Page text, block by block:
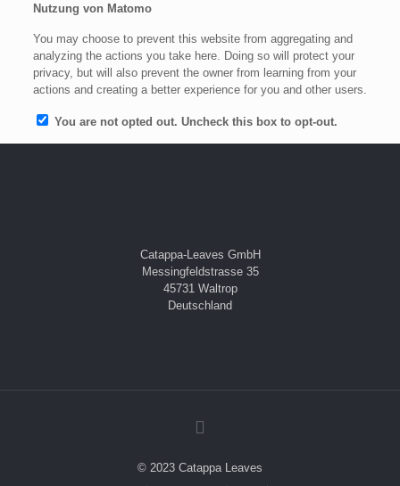
Nutzung von Matomo
You may choose to prevent this website from aggregating and
analyzing the actions you take here. Doing so will protect your
privacy, but will also prevent the owner from learning from your
actions and creating a better experience for you and other users.
You are not opted out. Uncheck this box to opt-out.
Catappa-Leaves GmbH
Messingfeldstrasse 35
45731 Waltrop
Deutschland
© 2023 Catappa Leaves